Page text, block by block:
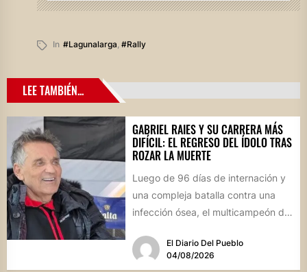
In #lagunalarga, #rally
LEE TAMBIÉN...
GABRIEL RAIES Y SU CARRERA MÁS
DIFÍCIL: EL REGRESO DEL ÍDOLO TRAS
ROZAR LA MUERTE
Luego de 96 días de internación y
una compleja batalla contra una
infección ósea, el multicampeón de
El Diario Del Pueblo
04/08/2026